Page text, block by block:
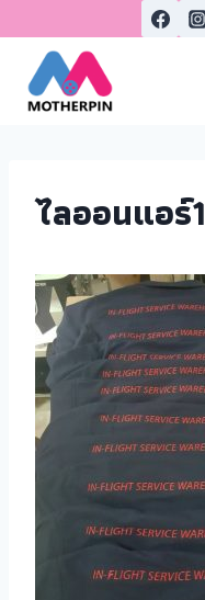
ไลออนแอร์1